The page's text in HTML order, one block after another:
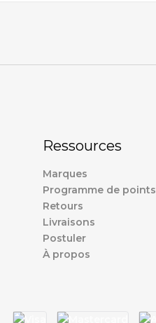
Ressources
Marques
Programme de points
Retours
Livraisons
Postuler
À propos